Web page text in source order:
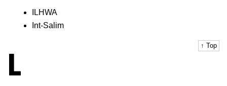
ILHWA
Int-Salim
↑ Top
L